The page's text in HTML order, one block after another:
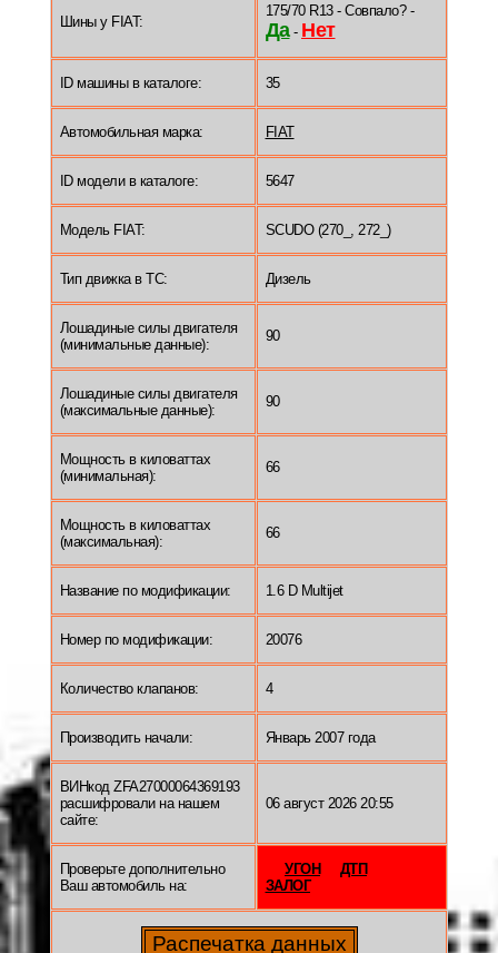
Шины у FIAT:
175/70 R13 - Совпало? -
Да- Нет
ID машины в каталоге: 35
Автомобильная марка: FIAT
ID модели в каталоге: 5647
Модель FIAT: SCUDO (270_, 272_)
Тип движка в ТС: Дизель
Лошадиные силы двигателя
(минимальные данные):
90
Лошадиные силы двигателя
(максимальные данные):
90
Мощность в киловаттах
(минимальная):
66
Мощность в киловаттах
(максимальная):
66
Название по модификации: 1.6 D Multijet
Номер по модификации: 20076
Количество клапанов: 4
Производить начали: Январь 2007 года
ВИНкод ZFA27000064369193
расшифровали на нашем
сайте:
06 август 2026 20:55
Проверьте дополнительно
Ваш автомобиль на:
УГОН
ДТП
ЗАЛОГ